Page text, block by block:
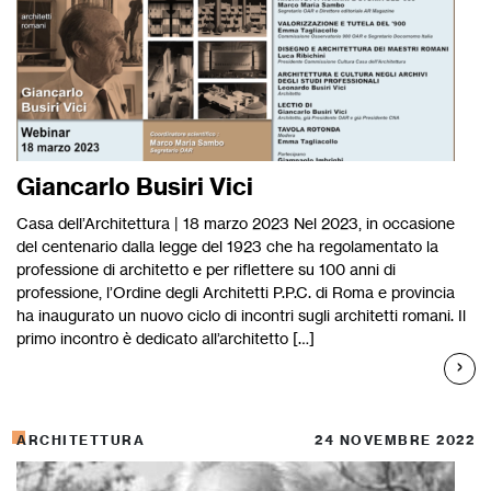
Giancarlo Busiri Vici
Casa dell’Architettura | 18 marzo 2023 Nel 2023, in occasione
del centenario dalla legge del 1923 che ha regolamentato la
professione di architetto e per riflettere su 100 anni di
professione, l’Ordine degli Architetti P.P.C. di Roma e provincia
ha inaugurato un nuovo ciclo di incontri sugli architetti romani. Il
primo incontro è dedicato all’architetto […]
ARCHITETTURA 24 NOVEMBRE 2022